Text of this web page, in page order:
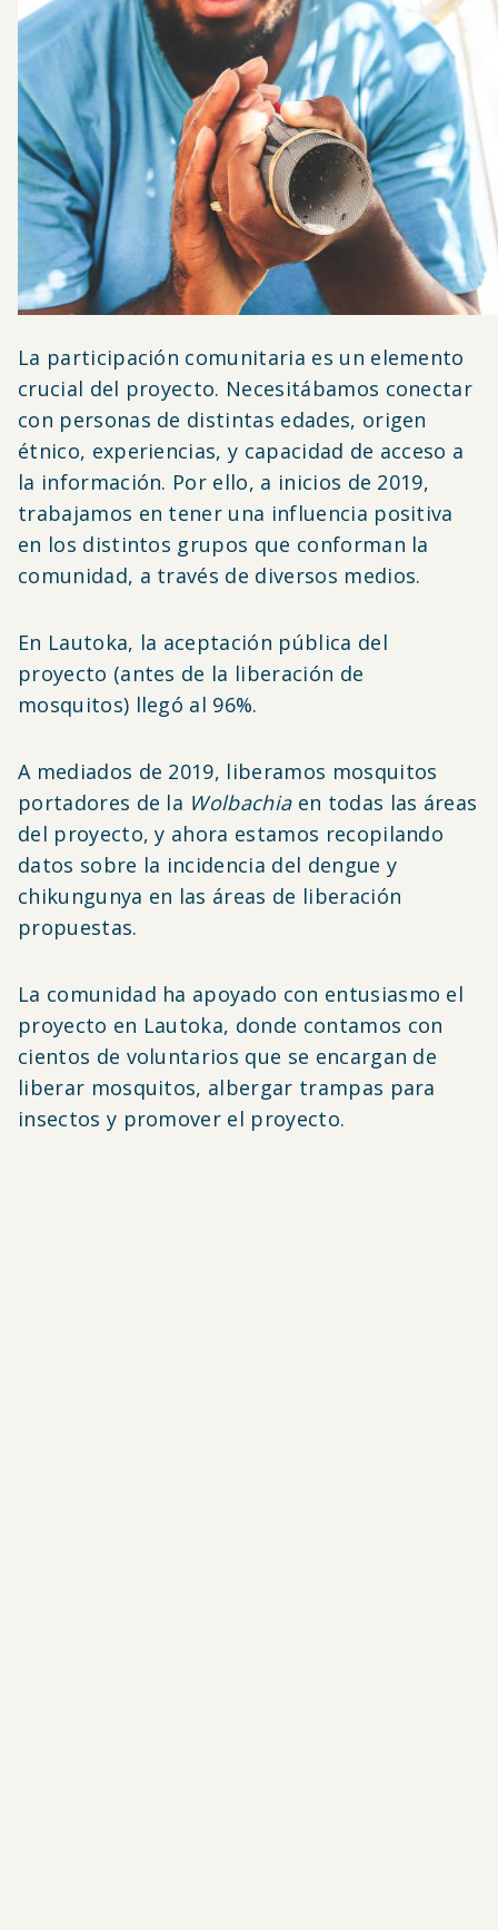
La participación comunitaria es un elemento
crucial del proyecto. Necesitábamos conectar
con personas de distintas edades, origen
étnico, experiencias, y capacidad de acceso a
la información. Por ello, a inicios de 2019,
trabajamos en tener una influencia positiva
en los distintos grupos que conforman la
comunidad, a través de diversos medios.
En Lautoka, la aceptación pública del
proyecto (antes de la liberación de
mosquitos) llegó al 96%.
A mediados de 2019, liberamos mosquitos
portadores de la Wolbachiaen todas las áreas
del proyecto, y ahora estamos recopilando
datos sobre la incidencia del dengue y
chikungunya en las áreas de liberación
propuestas.
La comunidad ha apoyado con entusiasmo el
proyecto en Lautoka, donde contamos con
cientos de voluntarios que se encargan de
liberar mosquitos, albergar trampas para
insectos y promover el proyecto.